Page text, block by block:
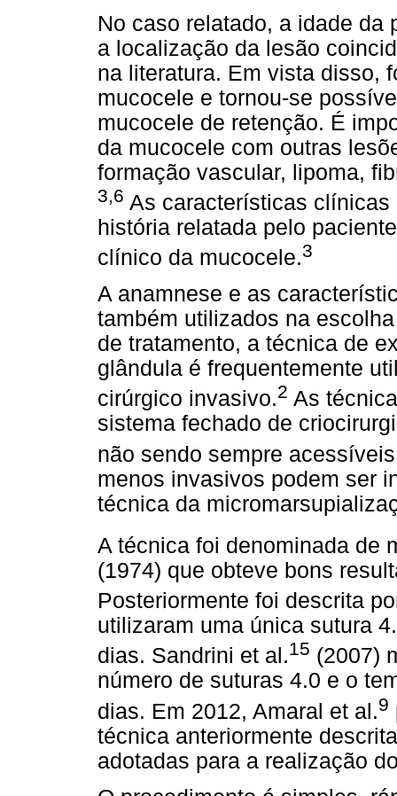
No caso relatado, a idade
a localização da lesão
na literatura. Em vista disso,
mucocele e tornou-se
mucocele de retenção. É
da mucocele com outras
formação vascular, lipoma,
3,6 As características
história relatada pelo
clínico da mucocele.3
A anamnese e as
também utilizados na
de tratamento, a técnica de
glândula é frequentemente
cirúrgico invasivo.2 As
sistema fechado de
não sendo sempre
menos invasivos podem ser
técnica da
A técnica foi denominada de
(1974) que obteve bons
Posteriormente foi descrita
utilizaram uma única sutura
dias. Sandrini et al.15 (2007)
número de suturas 4.0 e o
dias. Em 2012, Amaral et al.9
técnica anteriormente
adotadas para a realização